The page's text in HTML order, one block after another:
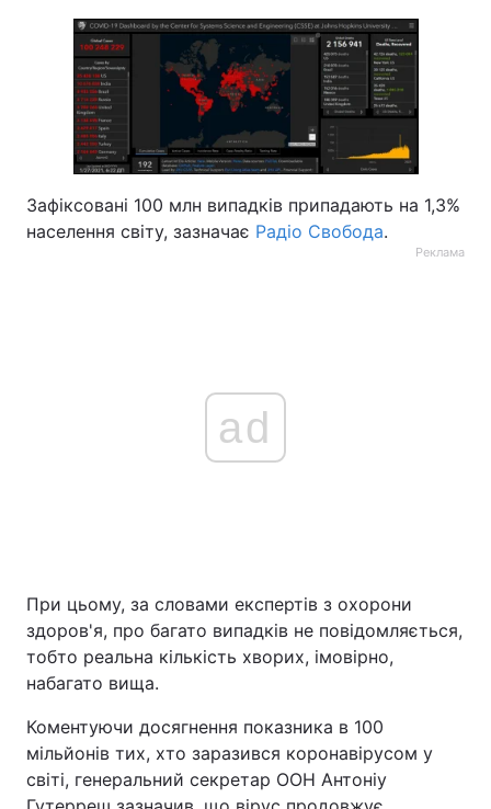
Зафіксовані 100 млн випадків припадають на 1,3%
населення світу, зазначає Радіо Свобода.
Реклама
ad
При цьому, за словами експертів з охорони
здоров'я, про багато випадків не повідомляється,
тобто реальна кількість хворих, імовірно,
набагато вища.
Коментуючи досягнення показника в 100
мільйонів тих, хто заразився коронавірусом у
світі, генеральний секретар ООН Антоніу